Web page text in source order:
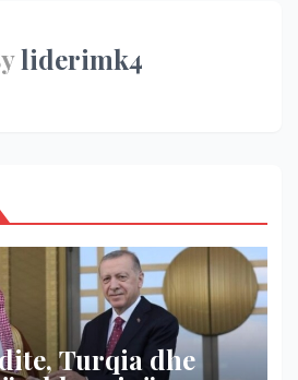
liderimk4
Turqia dhe